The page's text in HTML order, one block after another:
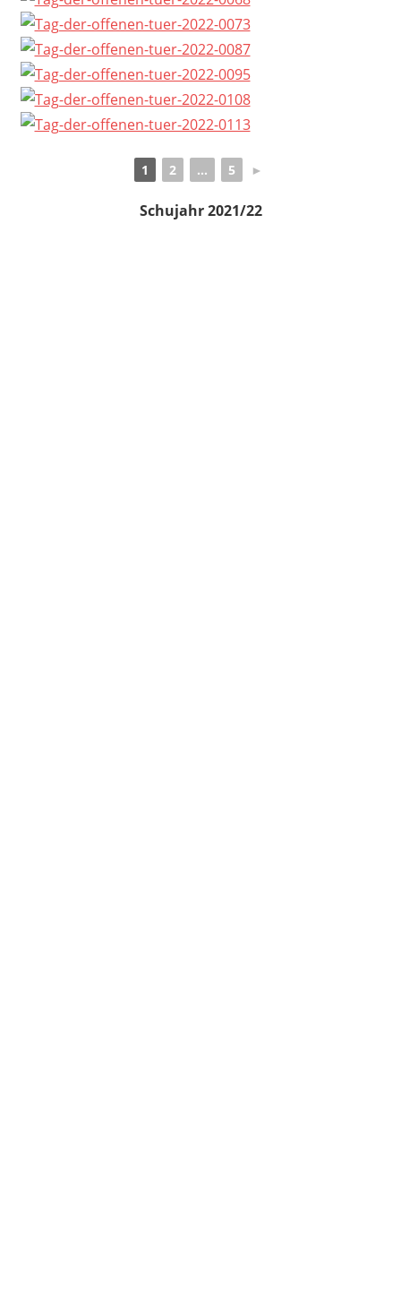
1 2 ... 5 ►
Schujahr 2021/22